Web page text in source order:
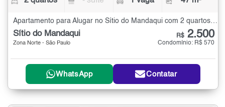
Apartamento para Alugar no Sítio do Mandaqui com 2 quartos - 47 m²
Sítio do Mandaqui
Zona Norte - São Paulo
R$ 2.500
Condomínio: R$ 570
WhatsApp Contatar